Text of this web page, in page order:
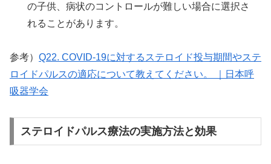
の子供、病状のコントロールが難しい場合に選択さ
れることがあります。
参考） Q22. COVID-19に対するステロイド投与期間やステ
ロイドパルスの適応について教えてください。 ｜日本呼
吸器学会
ステロイドパルス療法の実施方法と効果